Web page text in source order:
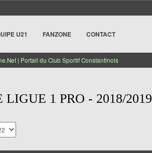
U21 FANZONE CONTACT
| Portail du Club Sportif Constantinois
1 PRO - 2018/2019